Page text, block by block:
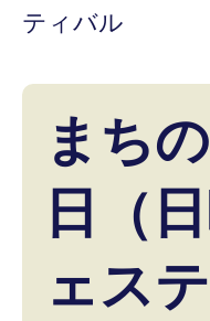
ティバル
まち
日（
ェス